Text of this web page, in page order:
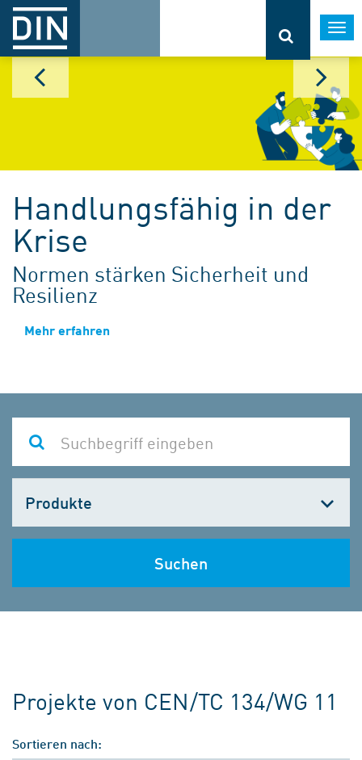
Handlungsfähig in der
Krise
Normen stärken Sicherheit und
Resilienz
Mehr erfahren
wählen
Suchen
Projekte von CEN/TC 134/WG 11
Sortieren nach: